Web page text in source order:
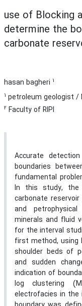
use of Blocking
determine the
carbonate
hasan bagheri 1
1 petroleum geologist /
2 Faculty of RIPI
Accurate
boundaries
fundamental
In this study, the
carbonate
and
minerals and fluid
for the interval
first method, using
shoulder beds of
and sudden
indication of
log clustering
electrofacies in